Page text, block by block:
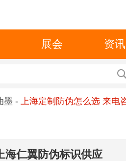
展会 资讯
墨 - 上海定制防伪怎么选 来电
海仁翼防伪标识供应